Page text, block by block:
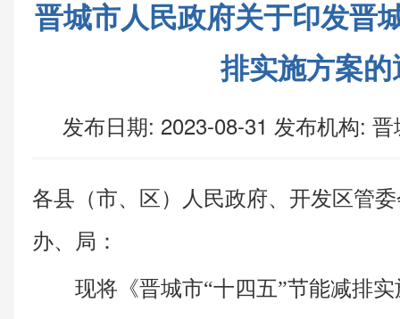
晋城市人民政府关于印发晋
排实施方案
发布日期: 2023-08-31 发布机构: 晋
各县（市、区）人民政府、开发区管
办、局：
现将《晋城市“十四五”节能减排